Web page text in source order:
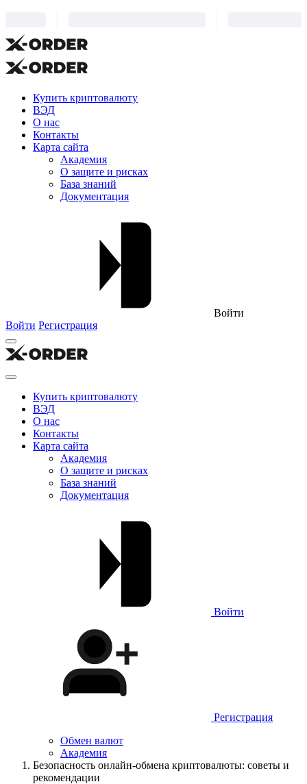
Купить криптовалюту
ВЭД
О нас
Контакты
Карта сайта
Академия
О защите и рисках
База знаний
Документация
Войти
Войти Регистрация
Купить криптовалюту
ВЭД
О нас
Контакты
Карта сайта
Академия
О защите и рисках
База знаний
Документация
Войти
Регистрация
Обмен валют
Академия
Безопасность онлайн-обмена криптовалюты: советы и
рекомендации